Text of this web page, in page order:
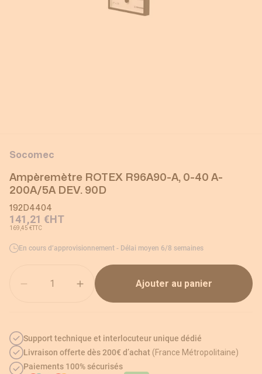
Socomec
Ampèremètre ROTEX R96A90-A, 0-40 A-
200A/5A DEV. 90D
192D4404
141,21 €HT
169,45 €TTC
En cours d’approvisionnement - Délai moyen 6/8 semaines
Ajouter au panier
Support technique et interlocuteur unique dédié
Livraison offerte dès 200€ d’achat (France Métropolitaine)
Paiements 100% sécurisés